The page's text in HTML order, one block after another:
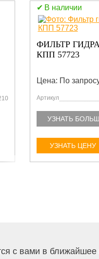
В наличии
ФИЛЬТР
КПП 57723
Цена: По
Артикул
УЗНАТЬ
УЗНАТЬ ЦЕНУ
с вами в ближайшее